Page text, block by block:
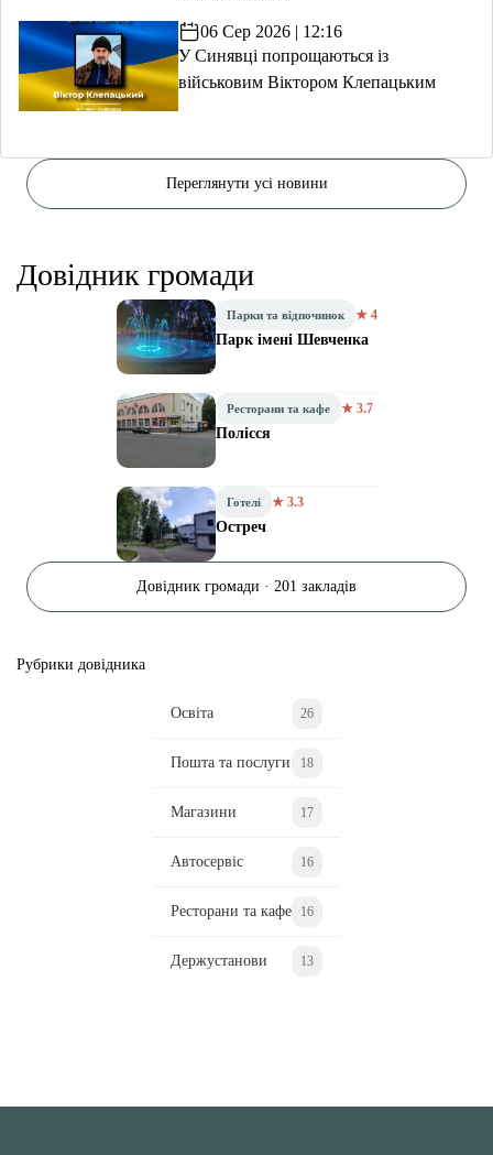
06 Сер 2026 | 12:16
У Синявці попрощаються із
військовим Віктором Клепацьким
Переглянути усі новини
Довідник громади
Парки та відпочинок ★ 4
Парк імені Шевченка
Ресторани та кафе ★ 3.7
Полісся
Готелі ★ 3.3
Остреч
Довідник громади · 201 закладів
Рубрики довідника
Освіта 26
Пошта та послуги 18
Магазини 17
Автосервіс 16
Ресторани та кафе 16
Держустанови 13